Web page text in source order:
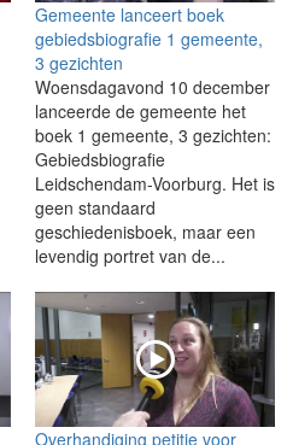
Gemeente lanceert boek
gebiedsbiografie 1 gemeente,
3 gezichten
Woensdagavond 10 december
lanceerde de gemeente het
boek 1 gemeente, 3 gezichten:
Gebiedsbiografie
Leidschendam-Voorburg. Het is
geen standaard
geschiedenisboek, maar een
levendig portret van de...
Overhandiging petitie voor